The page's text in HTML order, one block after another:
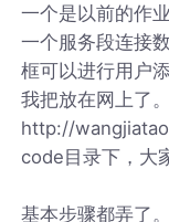
一个是以前的作
一个服务段连接
框可以进行用户
我把放在网上了
http://
code目录下，大
基本步骤都弄了